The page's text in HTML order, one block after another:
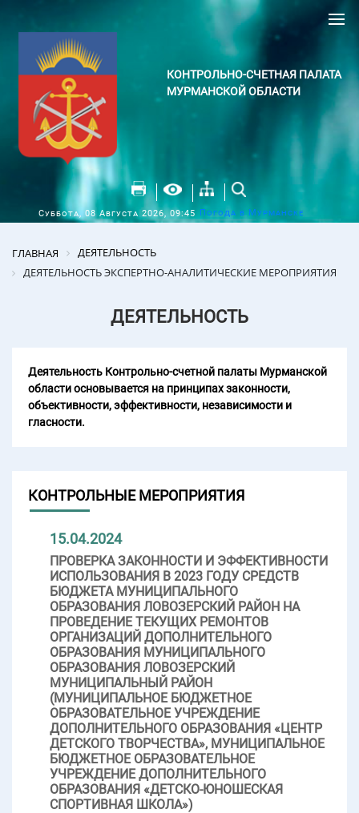
КОНТРОЛЬНО-СЧЕТНАЯ ПАЛАТА
МУРМАНСКОЙ ОБЛАСТИ
Суббота, 08 Августа 2026, 09:45 Погода в Мурманске
ГЛАВНАЯ
ДЕЯТЕЛЬНОСТЬ
ДЕЯТЕЛЬНОСТЬ ЭКСПЕРТНО-АНАЛИТИЧЕСКИЕ МЕРОПРИЯТИЯ
ДЕЯТЕЛЬНОСТЬ
Деятельность Контрольно-счетной палаты Мурманской
области основывается на принципах законности,
объективности, эффективности, независимости и
гласности.
КОНТРОЛЬНЫЕ МЕРОПРИЯТИЯ
15.04.2024
ПРОВЕРКА ЗАКОННОСТИ И ЭФФЕКТИВНОСТИ
ИСПОЛЬЗОВАНИЯ В 2023 ГОДУ СРЕДСТВ
БЮДЖЕТА МУНИЦИПАЛЬНОГО
ОБРАЗОВАНИЯ ЛОВОЗЕРСКИЙ РАЙОН НА
ПРОВЕДЕНИЕ ТЕКУЩИХ РЕМОНТОВ
ОРГАНИЗАЦИЙ ДОПОЛНИТЕЛЬНОГО
ОБРАЗОВАНИЯ МУНИЦИПАЛЬНОГО
ОБРАЗОВАНИЯ ЛОВОЗЕРСКИЙ
МУНИЦИПАЛЬНЫЙ РАЙОН
(МУНИЦИПАЛЬНОЕ БЮДЖЕТНОЕ
ОБРАЗОВАТЕЛЬНОЕ УЧРЕЖДЕНИЕ
ДОПОЛНИТЕЛЬНОГО ОБРАЗОВАНИЯ «ЦЕНТР
ДЕТСКОГО ТВОРЧЕСТВА», МУНИЦИПАЛЬНОЕ
БЮДЖЕТНОЕ ОБРАЗОВАТЕЛЬНОЕ
УЧРЕЖДЕНИЕ ДОПОЛНИТЕЛЬНОГО
ОБРАЗОВАНИЯ «ДЕТСКО-ЮНОШЕСКАЯ
СПОРТИВНАЯ ШКОЛА»)